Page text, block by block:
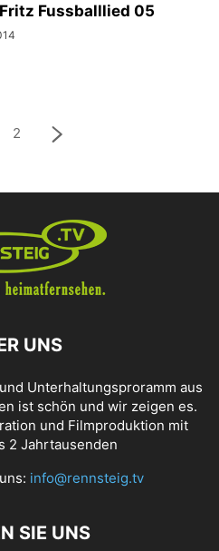
Fussballlied 05
2
UNS
Unterhaltungsproramm aus
ist schön und wir zeigen es.
und Filmproduktion mit
2 Jahrtausenden
info@rennsteig.tv
SIE UNS